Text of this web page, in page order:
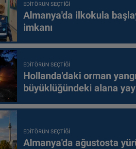
EDITÖRÜN SEÇTIĞI
Almanya'da ilkokula
imkanı
EDITÖRÜN SEÇTIĞI
Hollanda'daki orman
büyüklüğündeki alana
EDITÖRÜN SEÇTIĞI
Almanya'da ağustosta